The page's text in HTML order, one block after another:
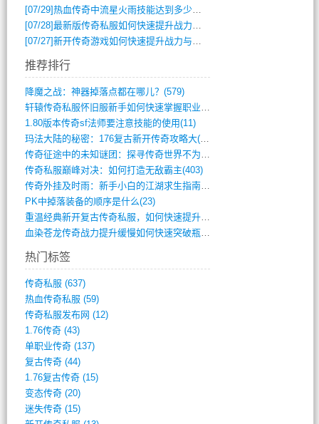
[07/29]热血传奇中流星火雨技能达到多少级可以开始练装备？
[07/28]最新版传奇私服如何快速提升战力与获取稀有装备？
[07/27]新开传奇游戏如何快速提升战力与获取稀有装备？
推荐排行
降魔之战：神器掉落点都在哪儿？(579)
轩辕传奇私服怀旧服新手如何快速掌握职业选(993)
1.80版本传奇sf法师要注意技能的使用(11)
玛法大陆的秘密：176复古新开传奇攻略大(486)
传奇征途中的未知谜团：探寻传奇世界不为人(595)
传奇私服巅峰对决：如何打造无敌霸主(403)
传奇外挂及时雨：新手小白的江湖求生指南(802)
PK中掉落装备的顺序是什么(23)
重温经典新开复古传奇私服，如何快速提升等(392)
血染苍龙传奇战力提升缓慢如何快速突破瓶颈(654)
热门标签
传奇私服 (637)
热血传奇私服 (59)
传奇私服发布网 (12)
1.76传奇(43)
单职业传奇(137)
复古传奇(44)
1.76复古传奇(15)
变态传奇(20)
迷失传奇(15)